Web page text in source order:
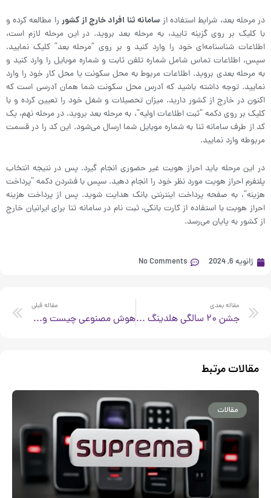
در مرحله بعد، شرایط استفاده از سامانه ثنا افراد خارج از کشور را مطالعه کرده و
با کلیک بر روی گزینه تایید، به مرحله بعد بروید. در این مرحله لازم است،
اطلاعات شناسنامه‌ای خود را وارد کنید و بر روی “مرحله بعد” کلیک نمایید.
سپس، اطلاعات تماس شامل شماره تلفن ثابت و شماره موبایل را وارد کنید و
به مرحله بعدی بروید. اطلاعات مربوط به محل سکونت یا محل کار خود را وارد
نمایید. توجه داشته باشید که آدرس محل سکونت شما همان آدرسی است که
اکنون در خارج از کشور دارید. میزان تحصیلات و شغل خود را تعیین کرده و با
کلیک بر روی دکمه “ثبت اطلاعات اولیه”، به مرحله بعد بروید. در مرحله نهم، یک
کد از طرف سامانه ثنا به شماره موبایل شما ارسال می‌شود. این کد را در قسمت
مربوطه وارد نمایید.
در این مرحله باید احراز هویت غیر حضوری انجام گیرد. پس در نتیجه انتخاب
پلتفرم‌ احراز هویت مورد نظر خود را انجام دهید. سپس با فشردن دکمه “پرداخت
هزینه”، به صفحه پرداخت اینترنتی بانک هدایت شوید. پس از پرداخت هزینه
احراز هویت با استفاده از کارت بانکی، ثبت نام در سامانه ثنا برای ایرانیان خارج
از کشور به پایان می‌رسد.
ژانویه 6, 2024 No Comments
Prev
مقاله بعدی
جشن ۲۰ سالگی هلدینگ طرح و پردازش غدیر
مقاله قبلی
هوش مصنوعی چیست و چگونه از آن استفاده کنیم؟
مقالات مرتبط
مقالات